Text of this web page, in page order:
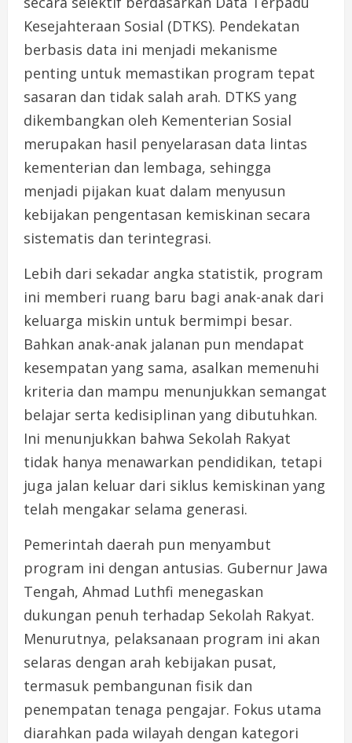
Kesejahteraan Sosial (DTKS). Pendekatan
berbasis data ini menjadi mekanisme
penting untuk memastikan program tepat
sasaran dan tidak salah arah. DTKS yang
dikembangkan oleh Kementerian Sosial
merupakan hasil penyelarasan data lintas
kementerian dan lembaga, sehingga
menjadi pijakan kuat dalam menyusun
kebijakan pengentasan kemiskinan secara
sistematis dan terintegrasi.
Lebih dari sekadar angka statistik, program
ini memberi ruang baru bagi anak-anak dari
keluarga miskin untuk bermimpi besar.
Bahkan anak-anak jalanan pun mendapat
kesempatan yang sama, asalkan memenuhi
kriteria dan mampu menunjukkan semangat
belajar serta kedisiplinan yang dibutuhkan.
Ini menunjukkan bahwa Sekolah Rakyat
tidak hanya menawarkan pendidikan, tetapi
juga jalan keluar dari siklus kemiskinan yang
telah mengakar selama generasi.
Pemerintah daerah pun menyambut
program ini dengan antusias. Gubernur Jawa
Tengah, Ahmad Luthfi menegaskan
dukungan penuh terhadap Sekolah Rakyat.
Menurutnya, pelaksanaan program ini akan
selaras dengan arah kebijakan pusat,
termasuk pembangunan fisik dan
penempatan tenaga pengajar. Fokus utama
diarahkan pada wilayah dengan kategori